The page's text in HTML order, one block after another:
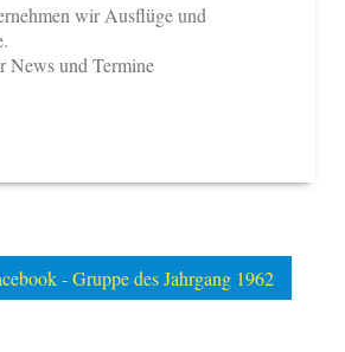
wir Ausflüge und
News und Termine
- Gruppe des Jahrgang 1962